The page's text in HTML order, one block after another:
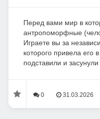
Перед вами мир в
антропоморфные
Играете вы за
которого привела его
подставили и засунули
0 31.03.2026